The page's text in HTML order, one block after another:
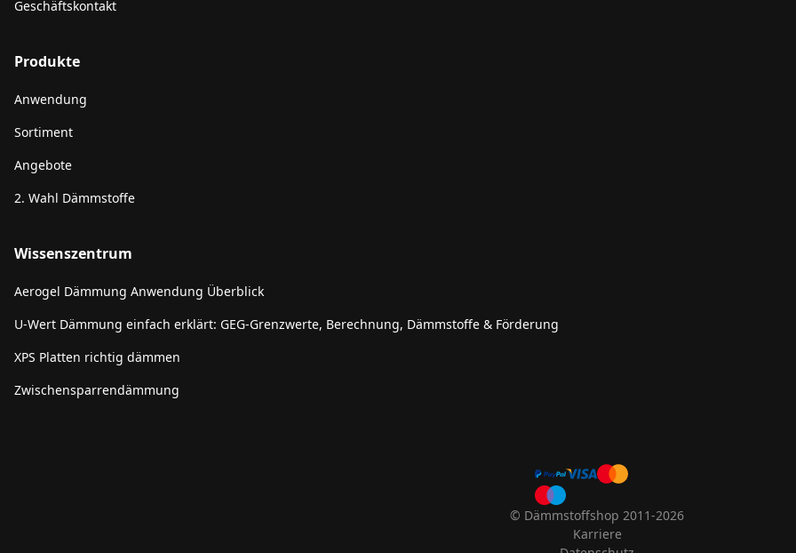
Geschäftskontakt
Produkte
Anwendung
Sortiment
Angebote
2. Wahl Dämmstoffe
Wissenszentrum
Aerogel Dämmung Anwendung Überblick
U-Wert Dämmung einfach erklärt: GEG-Grenzwerte, Berechnung, Dämmstoffe & Förderung
XPS Platten richtig dämmen
Zwischensparrendämmung
© Dämmstoffshop 2011-2026
Karriere